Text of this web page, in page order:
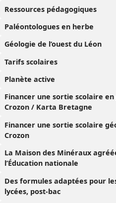
Ressources pédagogiques
Paléontologues en herbe
Géologie de l’ouest du Léon
Tarifs scolaires
Planète active
Financer une sortie scolaire
Crozon / Karta Bretagne
Financer une sortie scolaire
Crozon
La Maison des Minéraux
l’Éducation nationale
Des formules adaptées pour
lycées, post-bac